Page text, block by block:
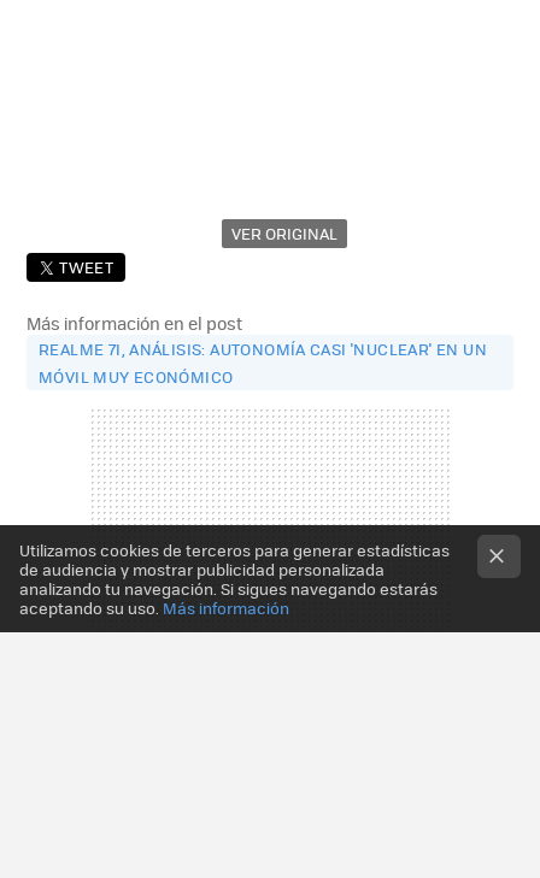
VER ORIGINAL
TWEET
Más información en el post
REALME 7I, ANÁLISIS: AUTONOMÍA CASI 'NUCLEAR' EN UN
MÓVIL MUY ECONÓMICO
Utilizamos cookies de terceros para generar estadísticas
de audiencia y mostrar publicidad personalizada
analizando tu navegación. Si sigues navegando estarás
aceptando su uso. Más información